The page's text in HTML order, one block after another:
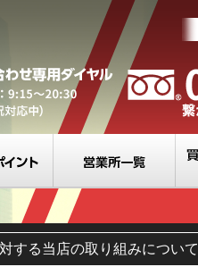
する当店の取り組みについて